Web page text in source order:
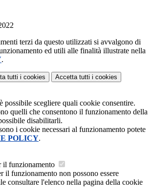
terzi da questo utilizzati si avvalgono di
ed utili alle finalità illustrate nella
.
tutti i cookies Accetta tutti i cookies
possibile scegliere quali cookie consentire.
quelli che consentono il funzionamento della
disabilitarli.
i cookie necessari al funzionamento potete
POLICY.
il funzionamento
il funzionamento non possono essere
consultare l'elenco nella pagina della cookie